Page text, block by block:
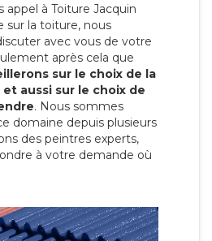
appel à Toiture Jacquin
sur la toiture, nous
avec vous de votre
après cela que
sur le choix de la
aussi sur le choix de
. Nous sommes
domaine depuis plusieurs
des peintres experts,
à votre demande où